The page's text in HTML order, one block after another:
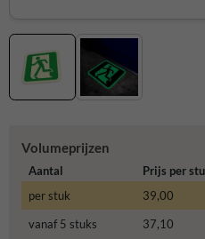
Volumeprijzen
Aantal Prijs per
per stuk
39,00
vanaf 5 stuks
37,10